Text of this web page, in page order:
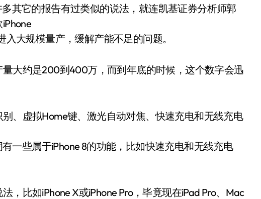
其它的报告有过类似的说法，就连凯基证券分析师郭
大规模量产，缓解产能不足的问题。
大约是200到400万，而到年底的时候，这个数字会迅
、虚拟Home键、激光自动对焦、快速充电和无线充电
一些属于iPhone 8的功能，比如快速充电和无线充电
，比如iPhone X或iPhone Pro，毕竟现在iPad Pro、Mac